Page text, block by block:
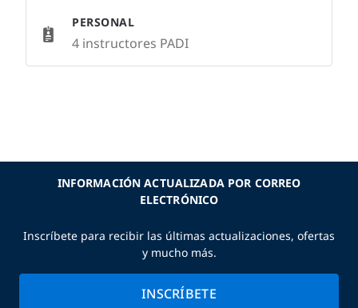
PERSONAL
4 instructores PADI
INFORMACIÓN ACTUALIZADA POR CORREO
ELECTRÓNICO
Inscríbete para recibir las últimas actualizaciones, ofertas
y mucho más.
INSCRÍBETE